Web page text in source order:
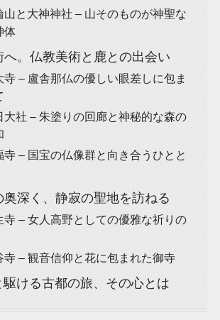
山と大神神社 – 山そのものが神聖な
体
へ。仏教美術と鹿との出会い
寺 – 盧舎那仏の優しい眼差しに包ま
大社 – 朱塗りの回廊と神秘的な森の
寺 – 国宝の仏像群と向き合うひとと
奥深く、静寂の聖地を訪ねる
寺 – 女人高野としての優雅な祈りの
寺 – 観音信仰と花に包まれた御寺
駆ける古都の旅、その心とは